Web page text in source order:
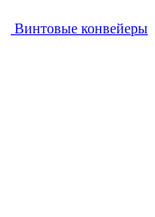
Винтовые конвейеры